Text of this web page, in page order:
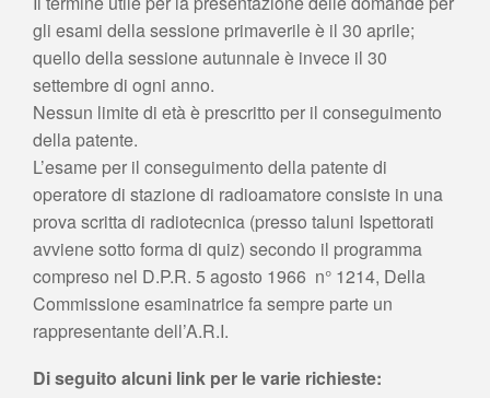
gli esami della sessione primaverile è il 30 aprile;
quello della sessione autunnale è invece il 30
settembre di ogni anno.
Nessun limite di età è prescritto per il conseguimento
della patente.
L’esame per il conseguimento della patente di
operatore di stazione di radioamatore consiste in una
prova scritta di radiotecnica (presso taluni Ispettorati
avviene sotto forma di quiz) secondo il programma
compreso nel D.P.R. 5 agosto 1966 ­ n° 1214, Della
Commissione esaminatrice fa sempre parte un
rappresentante dell’A.R.I.
Di seguito alcuni link per le varie richieste: